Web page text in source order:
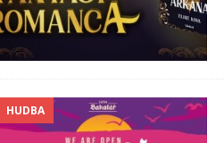
HUDBA